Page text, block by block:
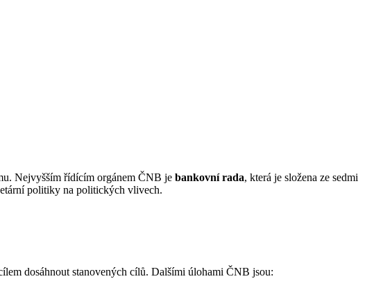
Nejvyšším řídícím orgánem ČNB je bankovní rada, která je složena ze sedmi
politiky na politických vlivech.
dosáhnout stanovených cílů. Dalšími úlohami ČNB jsou: